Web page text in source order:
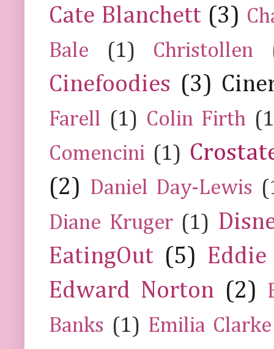
Cate Blanchett (3)
Bale
(1) Christollen
Cinefoodies (3)
Farell (1) Colin Firth
Comencini (1)
(2) Daniel Day-Lewis
Diane Kruger (1)
EatingOut (5) Eddie
Edward Norton (2)
Banks (1) Emilia Clarke